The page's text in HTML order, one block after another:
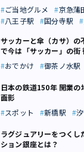
ご当地グルメ
京急蒲
八王子駅
国分寺駅
サッカーと傘（カサ）の
で今は「サッカー」の街
道話
おでかけ 御茶ノ水駅
日本の鉄道150年 開業
面影
スポット
新橋駅
ラグジュアリーをつくし
ション銀座とは？